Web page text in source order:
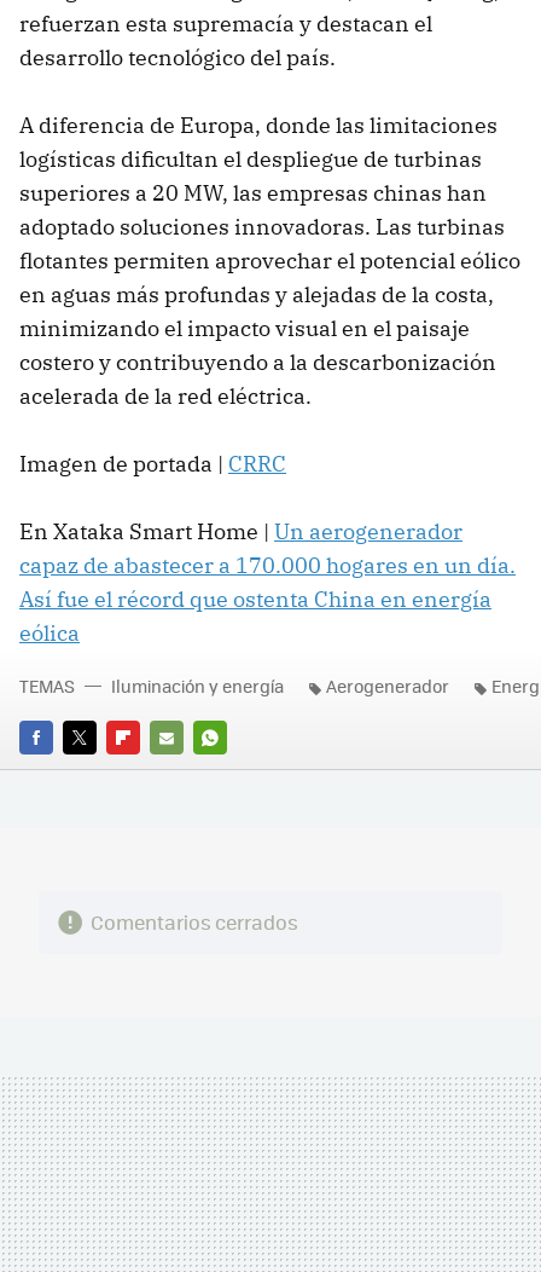
refuerzan esta supremacía y destacan el
desarrollo tecnológico del país.
A diferencia de Europa, donde las limitaciones
logísticas dificultan el despliegue de turbinas
superiores a 20 MW, las empresas chinas han
adoptado soluciones innovadoras. Las turbinas
flotantes permiten aprovechar el potencial eólico
en aguas más profundas y alejadas de la costa,
minimizando el impacto visual en el paisaje
costero y contribuyendo a la descarbonización
acelerada de la red eléctrica.
Imagen de portada | CRRC
En Xataka Smart Home | Un aerogenerador
capaz de abastecer a 170.000 hogares en un día.
Así fue el récord que ostenta China en energía
eólica
FACEBOOK
TWITTERFLIPBOARD
E-
WHATSAPP
TEMAS Iluminación y energía Aerogenerador
Comentarios cerrados